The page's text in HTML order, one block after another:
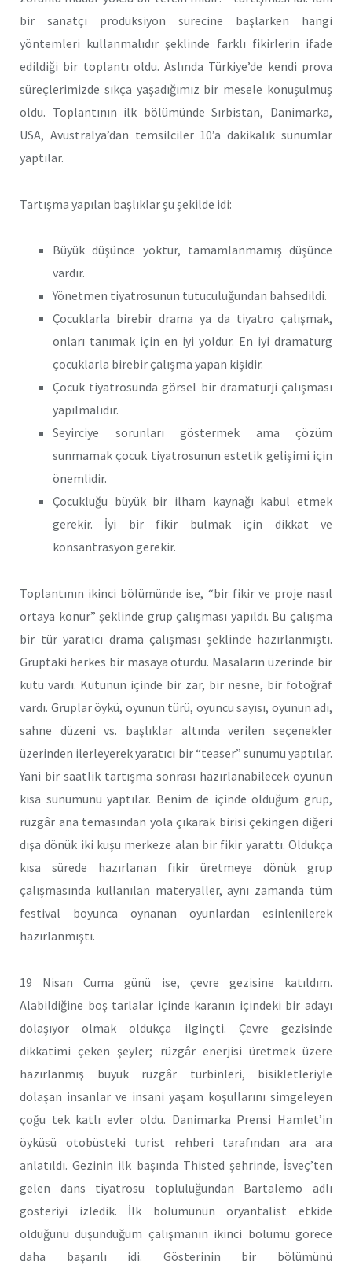
bir sanatçı prodüksiyon sürecine başlarken hangi
yöntemleri kullanmalıdır şeklinde farklı fikirlerin ifade
edildiği bir toplantı oldu. Aslında Türkiye’de kendi prova
süreçlerimizde sıkça yaşadığımız bir mesele konuşulmuş
oldu. Toplantının ilk bölümünde Sırbistan, Danimarka,
USA, Avustralya’dan temsilciler 10’a dakikalık sunumlar
yaptılar.
Tartışma yapılan başlıklar şu şekilde idi:
Büyük düşünce yoktur, tamamlanmamış düşünce
vardır.
Yönetmen tiyatrosunun tutuculuğundan bahsedildi.
Çocuklarla birebir drama ya da tiyatro çalışmak,
onları tanımak için en iyi yoldur. En iyi dramaturg
çocuklarla birebir çalışma yapan kişidir.
Çocuk tiyatrosunda görsel bir dramaturji çalışması
yapılmalıdır.
Seyirciye sorunları göstermek ama çözüm
sunmamak çocuk tiyatrosunun estetik gelişimi için
önemlidir.
Çocukluğu büyük bir ilham kaynağı kabul etmek
gerekir. İyi bir fikir bulmak için dikkat ve
konsantrasyon gerekir.
Toplantının ikinci bölümünde ise, “bir fikir ve proje nasıl
ortaya konur” şeklinde grup çalışması yapıldı. Bu çalışma
bir tür yaratıcı drama çalışması şeklinde hazırlanmıştı.
Gruptaki herkes bir masaya oturdu. Masaların üzerinde bir
kutu vardı. Kutunun içinde bir zar, bir nesne, bir fotoğraf
vardı. Gruplar öykü, oyunun türü, oyuncu sayısı, oyunun adı,
sahne düzeni vs. başlıklar altında verilen seçenekler
üzerinden ilerleyerek yaratıcı bir “teaser” sunumu yaptılar.
Yani bir saatlik tartışma sonrası hazırlanabilecek oyunun
kısa sunumunu yaptılar. Benim de içinde olduğum grup,
rüzgâr ana temasından yola çıkarak birisi çekingen diğeri
dışa dönük iki kuşu merkeze alan bir fikir yarattı. Oldukça
kısa sürede hazırlanan fikir üretmeye dönük grup
çalışmasında kullanılan materyaller, aynı zamanda tüm
festival boyunca oynanan oyunlardan esinlenilerek
hazırlanmıştı.
19 Nisan Cuma günü ise, çevre gezisine katıldım.
Alabildiğine boş tarlalar içinde karanın içindeki bir adayı
dolaşıyor olmak oldukça ilginçti. Çevre gezisinde
dikkatimi çeken şeyler; rüzgâr enerjisi üretmek üzere
hazırlanmış büyük rüzgâr türbinleri, bisikletleriyle
dolaşan insanlar ve insani yaşam koşullarını simgeleyen
çoğu tek katlı evler oldu. Danimarka Prensi Hamlet’in
öyküsü otobüsteki turist rehberi tarafından ara ara
anlatıldı. Gezinin ilk başında Thisted şehrinde, İsveç’ten
gelen dans tiyatrosu topluluğundan Bartalemo adlı
gösteriyi izledik. İlk bölümünün oryantalist etkide
olduğunu düşündüğüm çalışmanın ikinci bölümü görece
daha başarılı idi. Gösterinin bir bölümünü